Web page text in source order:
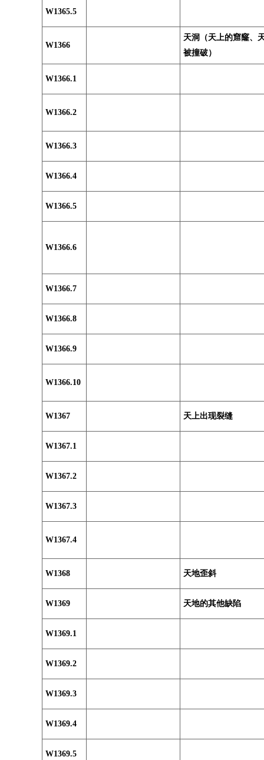
W1365.5
W1366
天洞（天上的窟窿、
被撞破）
W1366.1
W1366.2
W1366.3
W1366.4
W1366.5
W1366.6
W1366.7
W1366.8
W1366.9
W1366.10
W1367 天上出现裂缝
W1367.1
W1367.2
W1367.3
W1367.4
W1368 天地歪斜
W1369 天地的其他缺陷
W1369.1
W1369.2
W1369.3
W1369.4
W1369.5